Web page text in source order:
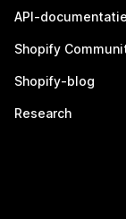
API-documentatie
Shopify
Shopify-blog
Research